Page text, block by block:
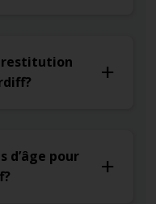
restitution
d’âge pour